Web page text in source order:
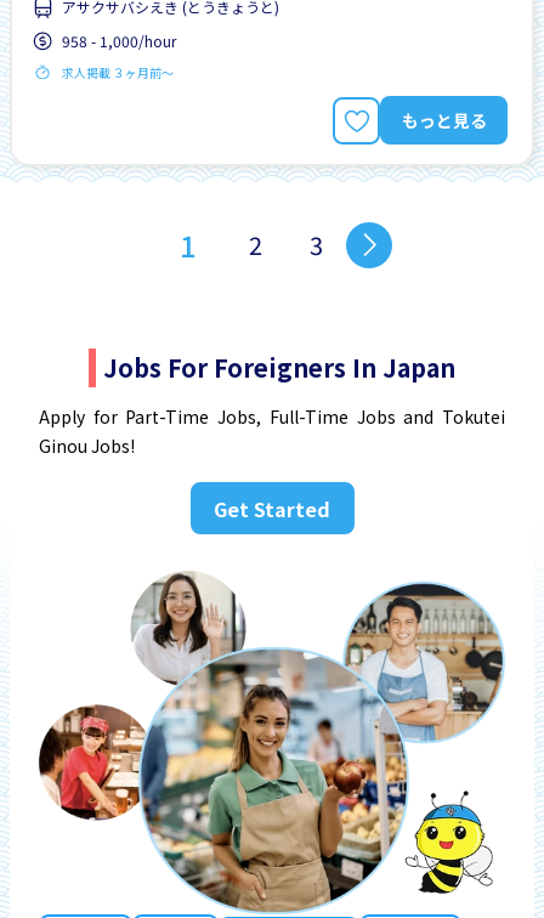
アサクサバシえき (とうきょうと)
958 - 1,000/hour
求人掲載 ３ヶ月前〜
もっと見る
1 2 3
Jobs For Foreigners In Japan
Apply for Part-Time Jobs, Full-Time Jobs and Tokutei
Ginou Jobs!
Get Started